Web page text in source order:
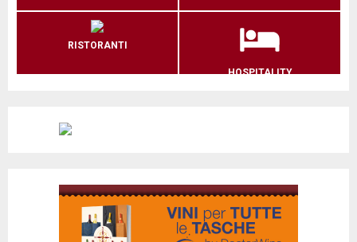
RISTORANTI
HOSPITALITY